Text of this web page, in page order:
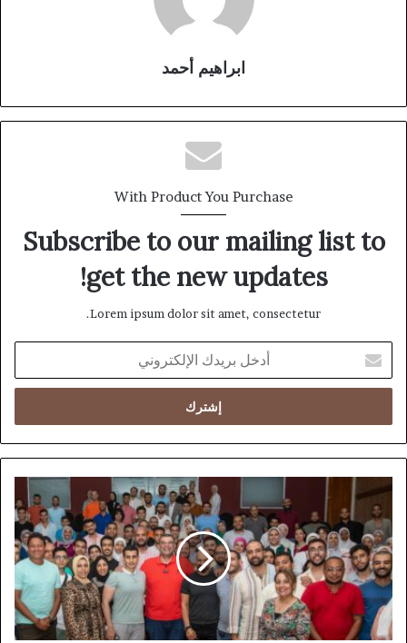
ابراهيم أحمد
With Product You Purchase
Subscribe to our mailing list to
get the new updates!
Lorem ipsum dolor sit amet, consectetur.
بريدك
الإلكتروني